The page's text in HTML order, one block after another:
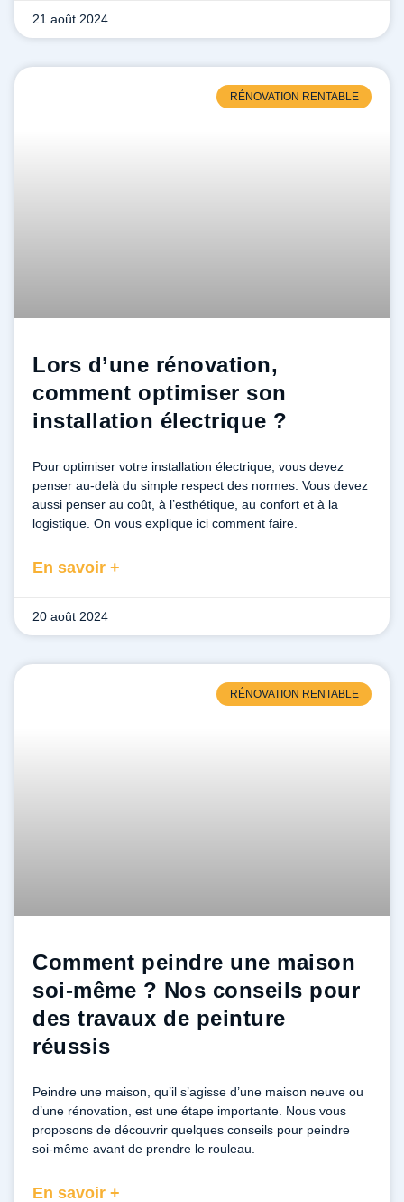
21 août 2024
RÉNOVATION RENTABLE
Lors d’une rénovation,
comment optimiser son
installation électrique ?
Pour optimiser votre installation électrique, vous devez
penser au-delà du simple respect des normes. Vous devez
aussi penser au coût, à l’esthétique, au confort et à la
logistique. On vous explique ici comment faire.
En savoir +
20 août 2024
RÉNOVATION RENTABLE
Comment peindre une maison
soi-même ? Nos conseils pour
des travaux de peinture
réussis
Peindre une maison, qu’il s’agisse d’une maison neuve ou
d’une rénovation, est une étape importante. Nous vous
proposons de découvrir quelques conseils pour peindre
soi-même avant de prendre le rouleau.
En savoir +